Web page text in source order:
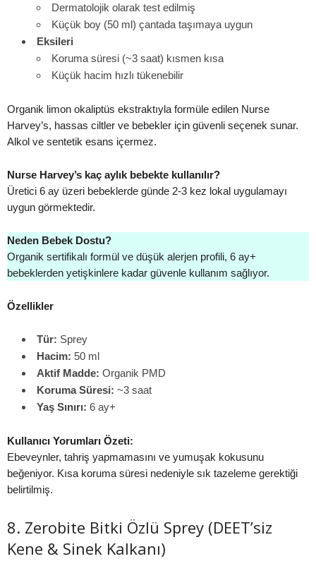
Dermatolojik olarak test edilmiş
Küçük boy (50 ml) çantada taşımaya uygun
Eksileri
Koruma süresi (~3 saat) kısmen kısa
Küçük hacim hızlı tükenebilir
Organik limon okaliptüs ekstraktıyla formüle edilen Nurse
Harvey’s, hassas ciltler ve bebekler için güvenli seçenek sunar.
Alkol ve sentetik esans içermez.
Nurse Harvey’s kaç aylık bebekte kullanılır?
Üretici 6 ay üzeri bebeklerde günde 2-3 kez lokal uygulamayı
uygun görmektedir.
Neden Bebek Dostu?
Organik sertifikalı formül ve düşük alerjen profili, 6 ay+
bebeklerden yetişkinlere kadar güvenle kullanım sağlıyor.
Özellikler
Tür: Sprey
Hacim: 50 ml
Aktif Madde: Organik PMD
Koruma Süresi: ~3 saat
Yaş Sınırı: 6 ay+
Kullanıcı Yorumları Özeti:
Ebeveynler, tahriş yapmamasını ve yumuşak kokusunu
beğeniyor. Kısa koruma süresi nedeniyle sık tazeleme gerektiği
belirtilmiş.
8. Zerobite Bitki Özlü Sprey (DEET’siz
Kene & Sinek Kalkanı)